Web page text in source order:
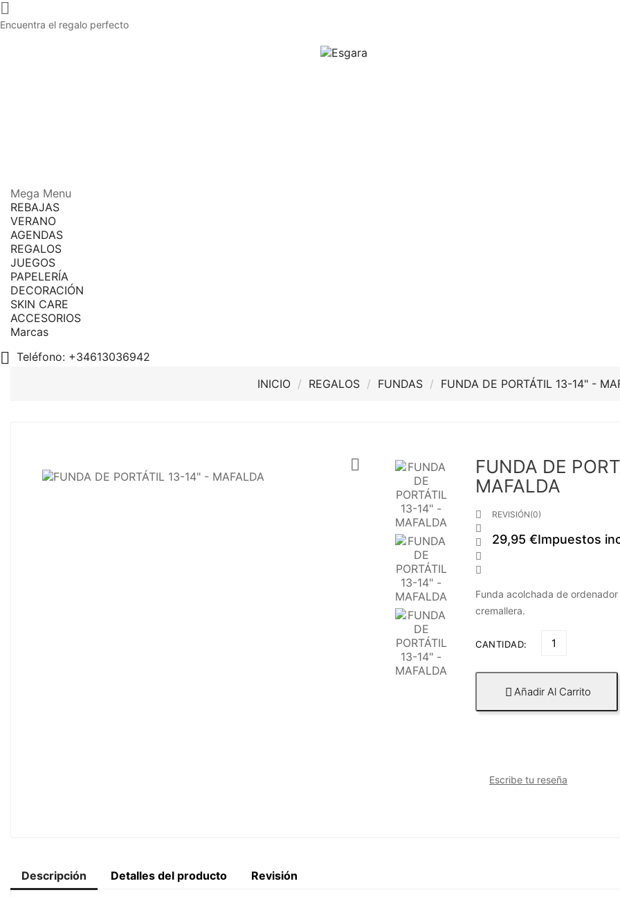

Encuentra el regalo perfecto
Mega Menu
REBAJAS
VERANO
AGENDAS
REGALOS
JUEGOS
PAPELERÍA
DECORACIÓN
SKIN CARE
ACCESORIOS
Marcas
 Teléfono: +34613036942
INICIO
REGALOS FUNDAS FUNDA DE PORTÁTIL 13-14" -

FUNDA DE
MAFALDA





REVISIÓN(0)
29,95 €Impuestos
Funda acolchada de
cremallera.
CANTIDAD:
 Añadir Al Carrito
Escribe tu reseña
Descripción Detalles del producto Revisión